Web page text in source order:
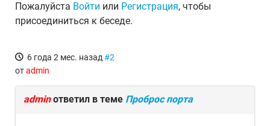
Пожалуйста Войти или Регистрация, чтобы
присоединиться к беседе.
6 года 2 мес. назад #2
отadmin
adminответил в теме Проброс порта